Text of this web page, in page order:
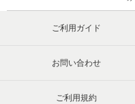
ご利用ガイド
お問い合わせ
ご利用規約